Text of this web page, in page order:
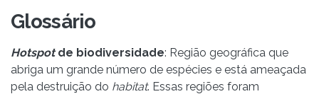
Glossário
Hotspotde biodiversidade: Região geográfica que
abriga um grande número de espécies e está ameaçada
pela destruição do habitat. Essas regiões foram